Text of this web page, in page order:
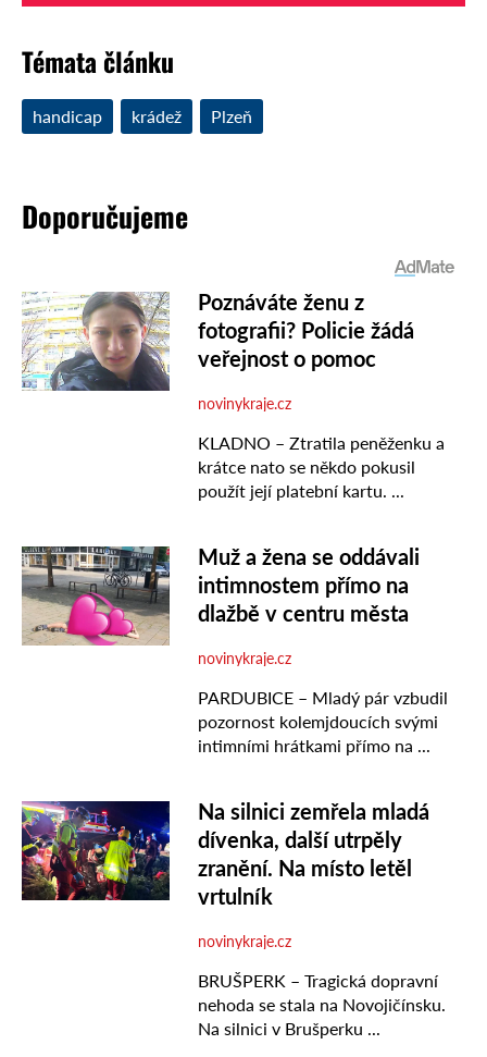
Témata článku
handicap krádež Plzeň
Doporučujeme